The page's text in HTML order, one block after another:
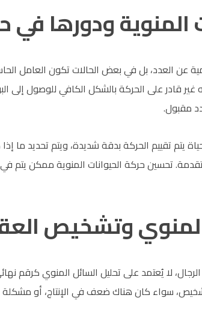
المنوية ودورها
عن العدد، بل في بعض الحالات تكون العامل
غير قادر على الحركة بالشكل الكافي للوصول إلى
مقبول.
يتم تقييم الحركة بدقة شديدة، ويتم تحديد ما
تحسين حركة الحيوانات المنوية ممكن يتم
وتشخيص
لا يُعتمد على تحليل السائل المنوي كرقم
سواء كان هناك ضعف في الإنتاج، أو